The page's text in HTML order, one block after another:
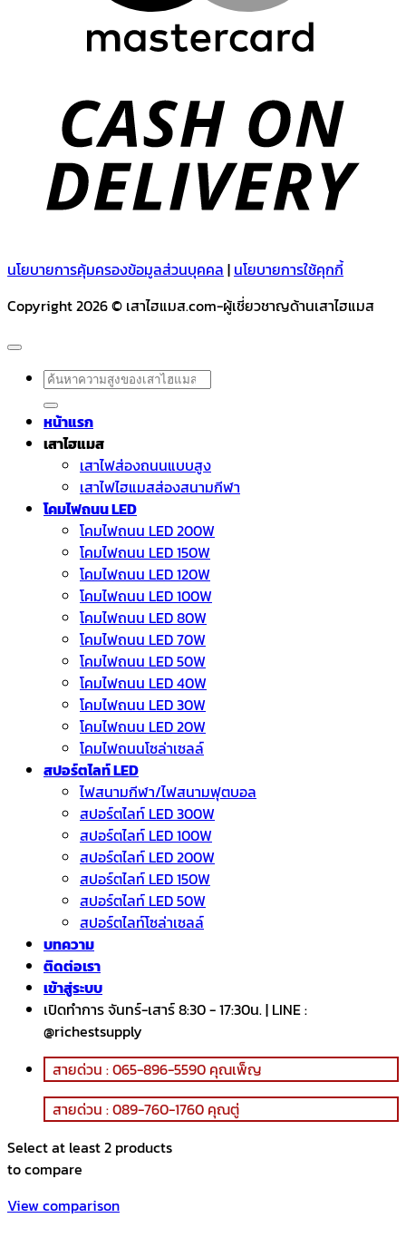
นโยบายการคุ้มครองข้อมูลส่วนบุคคล | นโยบายการใช้คุกกี้
Copyright 2026 © เสาไฮแมส.com-ผู้เชี่ยวชาญด้านเสาไฮแมส
ค้นหา:
หน้าแรก
เสาไฮแมส
เสาไฟส่องถนนแบบสูง
เสาไฟไฮแมสส่องสนามกีฬา
โคมไฟถนน LED
โคมไฟถนน LED 200W
โคมไฟถนน LED 150W
โคมไฟถนน LED 120W
โคมไฟถนน LED 100W
โคมไฟถนน LED 80W
โคมไฟถนน LED 70W
โคมไฟถนน LED 50W
โคมไฟถนน LED 40W
โคมไฟถนน LED 30W
โคมไฟถนน LED 20W
โคมไฟถนนโซล่าเซลล์
สปอร์ตไลท์ LED
ไฟสนามกีฬา/ไฟสนามฟุตบอล
สปอร์ตไลท์ LED 300W
สปอร์ตไลท์ LED 100W
สปอร์ตไลท์ LED 200W
สปอร์ตไลท์ LED 150W
สปอร์ตไลท์ LED 50W
สปอร์ตไลท์โซล่าเซลล์
บทความ
ติดต่อเรา
เข้าสู่ระบบ
เปิดทำการ จันทร์-เสาร์ 8:30 - 17:30น. | LINE :
@richestsupply
สายด่วน : 065-896-5590 คุณเพ็ญ
สายด่วน : 089-760-1760 คุณตู่
Select at least 2 products
to compare
View comparison